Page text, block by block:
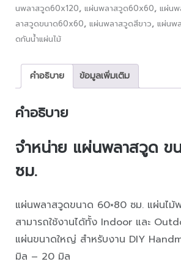
นพลาสวูด60x120, แผ่นพลาสวูด60x60, แผ่น
ลาสวูดขนาด60x60, แผ่นพลาสวูดสีขาว, แผ่นพ
ดกันน้ำแผ่นไม้
คำอธิบาย ข้อมูลเพิ่มเติม
คำอธิบาย
จำหน่าย แผ่นพลาสวูด ข
ซม.
แผ่นพลาสวูดขนาด 60×80 ซม. แผ่นไม้
สามารถใช้งานได้ทั้ง Indoor และ
แผ่นขนาดใหญ่ สำหรับงาน DIY
มิล – 20 มิล